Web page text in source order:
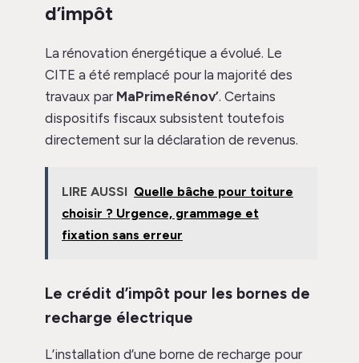
d’impôt
La rénovation énergétique a évolué. Le
CITE a été remplacé pour la majorité des
travaux par MaPrimeRénov’. Certains
dispositifs fiscaux subsistent toutefois
directement sur la déclaration de revenus.
LIRE AUSSI Quelle bâche pour toiture
choisir ? Urgence, grammage et
fixation sans erreur
Le crédit d’impôt pour les bornes de
recharge électrique
L’installation d’une borne de recharge pour